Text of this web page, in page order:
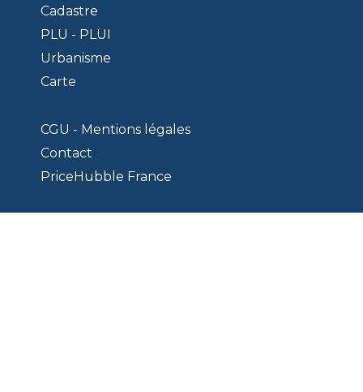
Cadastre
PLU - PLUI
Urbanisme
Carte
CGU - Mentions légales
Contact
PriceHubble France